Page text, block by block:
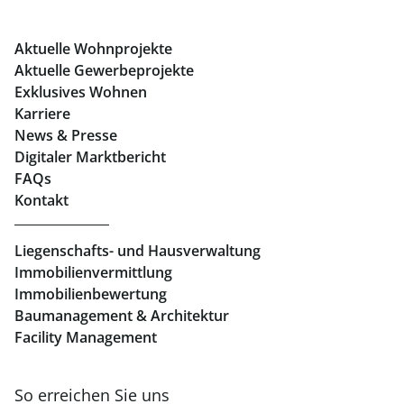
Geschäftslokale mieten Graz
Immobilien in Linz
Eigentumswohnungen Linz
Büros mieten Linz
Geschäftslokale mieten Linz
Aktuelle Wohnprojekte
Aktuelle Gewerbeprojekte
Exklusives Wohnen
Karriere
News & Presse
Digitaler Marktbericht
FAQs
Kontakt
Liegenschafts- und Hausverwaltung
Immobilienvermittlung
Immobilienbewertung
Baumanagement & Architektur
Facility Management
So erreichen Sie uns